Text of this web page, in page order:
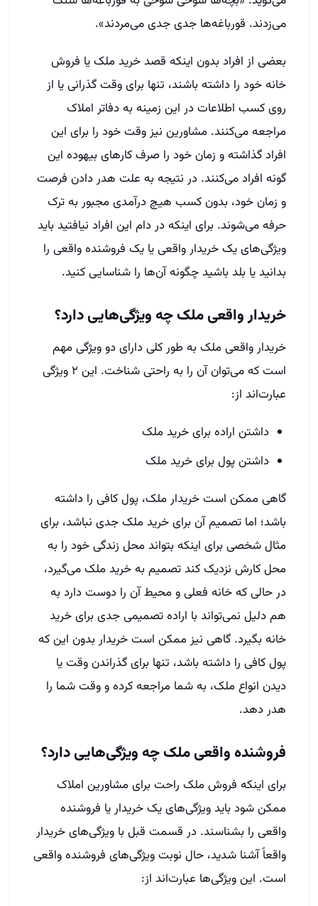
می‌زدند. قورباغه‌ها جدی جدی می‌مردند».
بعضی از افراد بدون اینکه قصد خرید ملک یا فروش
خانه خود را داشته باشند، تنها برای وقت گذرانی یا از
روی کسب اطلاعات در این زمینه به دفاتر املاک
مراجعه می‌کنند. مشاورین نیز وقت خود را برای این
افراد گذاشته و زمان خود را صرف کارهای بیهوده این
گونه افراد می‌کنند. در نتیجه به علت هدر دادن فرصت
و زمان خود، بدون کسب هیچ درآمدی مجبور به ترک
حرفه می‌شوند. برای اینکه در دام این افراد نیافتید باید
ویژگی‌های یک خریدار واقعی یا یک فروشنده واقعی را
بدانید یا بلد باشید چگونه آن‌ها را شناسایی کنید.
خریدار واقعی ملک چه ویژگی‌هایی دارد؟
خریدار واقعی ملک به طور کلی دارای دو ویژگی مهم
است که می‌توان آن را به راحتی شناخت. این ۲ ویژگی
عبارت‌اند از:
داشتن اراده برای خرید ملک
داشتن پول برای خرید ملک
گاهی ممکن است خریدار ملک، پول کافی را داشته
باشد؛ اما تصمیم آن برای خرید ملک جدی نباشد، برای
مثال شخصی برای اینکه بتواند محل زندگی خود را به
محل کارش نزدیک کند تصمیم به خرید ملک می‌گیرد،
در حالی که خانه فعلی و محیط آن را دوست دارد به
هم دلیل نمی‌تواند با اراده تصمیمی جدی برای خرید
خانه بگیرد. گاهی نیز ممکن است خریدار بدون این که
پول کافی را داشته باشد، تنها برای گذراندن وقت یا
دیدن انواع ملک، به شما مراجعه کرده و وقت شما را
هدر دهد.
فروشنده واقعی ملک چه ویژگی‌هایی دارد؟
برای اینکه فروش ملک راحت برای مشاورین املاک
ممکن شود باید ویژگی‌های یک خریدار یا فروشنده
واقعی را بشناسند. در قسمت قبل با ویژگی‌های خریدار
واقعاً آشنا شدید، حال نوبت ویژگی‌های فروشنده واقعی
است. این ویژگی‌ها عبارت‌اند از: